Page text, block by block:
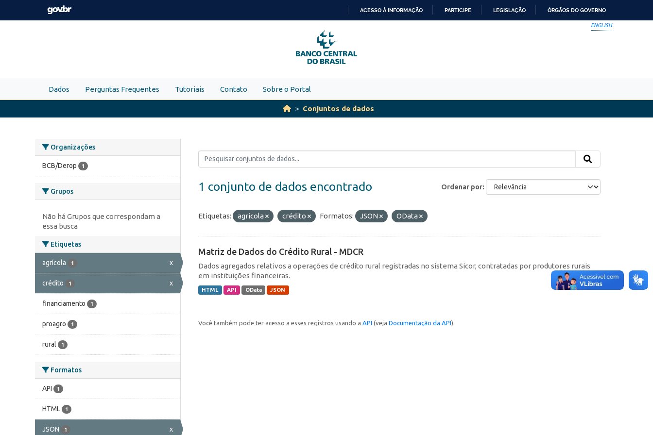
Skip to main content
PARA
O
CONTEÚDO
ACESSO À INFORMAÇÃO PARTICIPE LEGISLAÇÃO ÓRGÃOS DO GOVERNO
ENGLISH
Dados Perguntas Frequentes Tutoriais Contato Sobre o Portal
Conjuntos de dados
Organizações
BCB/Derop 1
Grupos
Não há Grupos que correspondam a
essa busca
Etiquetas
agrícola 1 x
crédito 1 x
financiamento 1
proagro 1
rural 1
Formatos
API 1
HTML 1
JSON 1 x
Ordenar por
1 conjunto de dados encontrado
Etiquetas: agrícola crédito Formatos: JSON OData
Matriz de Dados do Crédito Rural - MDCR
Dados agregados relativos a operações de crédito rural registradas no sistema Sicor, contratadas por produtores rurais
em instituições financeiras.
HTML API OData JSON
Você também pode ter acesso a esses registros usando a API (veja Documentação da API).